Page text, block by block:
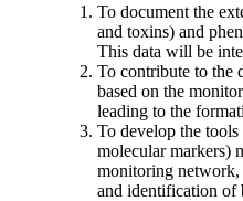
To document the
and toxins) and
This data will be
To contribute to the
based on the
leading to the
To develop the
molecular markers)
monitoring network,
and identification of